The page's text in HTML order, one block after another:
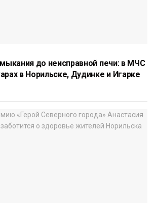
до неисправной печи: в МЧС
в Норильске, Дудинке и Игарке